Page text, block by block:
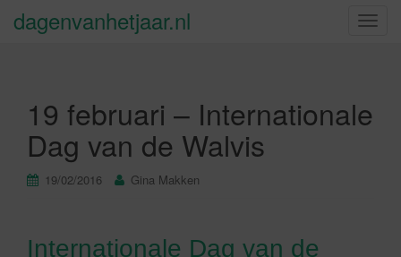
S
k
e
dagenvanhetjaar.nl
19 februari – Internationale
Dag van de Walvis
19/02/2016 Gina Makken
Internationale Dag van de